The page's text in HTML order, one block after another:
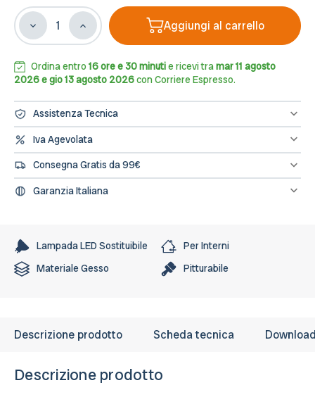
Diminuisci
la
di
Applique
Parete
2xGU10
Ø75mm
in
Gesso
Pitturabile
Aumenta
la
di
Applique
Parete
2xGU10
Cilindrica
Ø75mm
in
Gesso
Pitturabile
Aggiungi al carrello
Ordina entro 16 ore e 30 minutie ricevi tramar 11 agosto
2026 e gio 13 agosto 2026con Corriere Espresso.
Assistenza Tecnica
oppure scrivici una mail a info@leddiretto.it
Iva Agevolata
concludere l'ordine direttamente dal sito segnalandolo nelle note
dell'ordine e provvederemo a fatturare e rettificare il pagamento
Consegna Gratis da 99€
Garanzia Italiana
Lampada LED Sostituibile
Per Interni
Materiale Gesso Pitturabile
Descrizione prodotto Scheda tecnica
Descrizione prodotto